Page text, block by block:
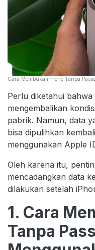
Cara Membuka iPhone Tanpa
Perlu diketahui
mengembalikan
pabrik. Namun, data
bisa dipulihkan
menggunakan Apple
Oleh karena itu,
mencadangkan data
dilakukan setelah
1. Cara
Tanpa